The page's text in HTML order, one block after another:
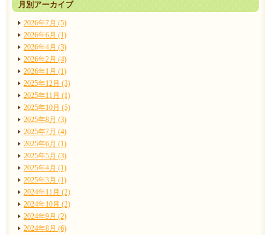
月別アーカイブ
2026年7月 (5)
2026年6月 (1)
2026年4月 (3)
2026年2月 (4)
2026年1月 (1)
2025年12月 (3)
2025年11月 (1)
2025年10月 (5)
2025年8月 (3)
2025年7月 (4)
2025年6月 (1)
2025年5月 (3)
2025年4月 (1)
2025年3月 (1)
2024年11月 (2)
2024年10月 (2)
2024年9月 (2)
2024年8月 (6)